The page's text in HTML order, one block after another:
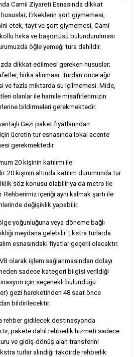
Camii Ziyareti Esnasında dikkat
Erkeklerin şort giymemesi,
etek, tayt ve şort giymemesi, Cami
hırka ve başörtüsü bulundurulması
öğle yemeği tura dahildir.
dikkat edilmesi gereken hususlar;
hırka alınması. Turdan önce ağır
ve fazla miktarda su içilmemesi. Mide,
olanlar ile hamile misafirlerimizin
bildirmeleri gerekmektedir.
Gezi paket fiyatlarından
ücretin tur esnasında lokal acente
gerekmektedir.
20 kişinin katılımı ile
20 kişinin altında katılım durumunda tur
söz konusu olabilir ya da metro ile
içeriği aynı kalmak şartı ile
değişiklik yapabilir.
yoğunluğuna veya döneme bağlı
meydana gelebilir. Ekstra turlarda
esnasındaki fiyatlar geçerli olacaktır.
olarak işlem sağlanmasından dolayı
sadece kategori bilgisi verildiği
için seçenekli bulunduğu
gezi hareketinden 48 saat önce
bildirilecektir.
rehber gidilecek destinasyonda
pakete dahil rehberlik hizmeti sadece
ve gidiş-dönüş alan transferini
turlar alındığı takdirde rehberlik